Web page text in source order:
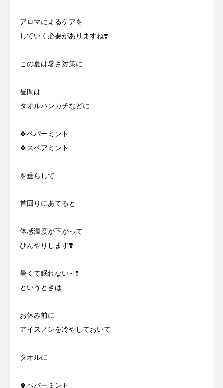
アロマによるケアを
していく必要がありますね❣️
この夏は暑さ対策に
昼間は
タオルハンカチなどに
🍀ペパーミント
🍀スペアミント
を垂らして
首回りにあてると
体感温度が下がって
ひんやりします❣️
暑くて眠れない～❗
というときは
お休み前に
アイスノンを冷やしておいて
タオルに
🍀ペパーミント